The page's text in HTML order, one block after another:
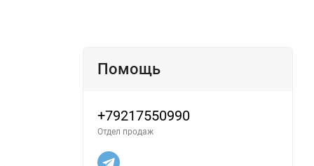
Помощь
+79217550990
Отдел продаж